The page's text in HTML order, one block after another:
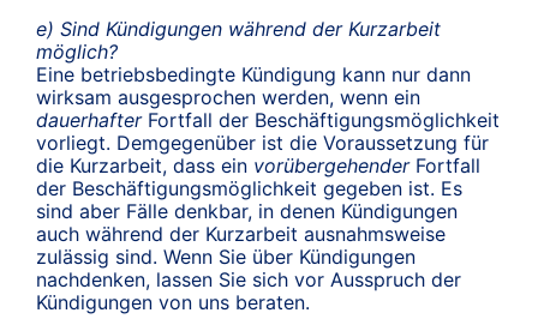
e) Sind Kündigungen während der Kurzarbeit
möglich?
Eine betriebsbedingte Kündigung kann nur dann
wirksam ausgesprochen werden, wenn ein
dauerhafterFortfall der Beschäftigungsmöglichkeit
vorliegt. Demgegenüber ist die Voraussetzung für
die Kurzarbeit, dass ein vorübergehender Fortfall
der Beschäftigungsmöglichkeit gegeben ist. Es
sind aber Fälle denkbar, in denen Kündigungen
auch während der Kurzarbeit ausnahmsweise
zulässig sind. Wenn Sie über Kündigungen
nachdenken, lassen Sie sich vor Ausspruch der
Kündigungen von uns beraten.